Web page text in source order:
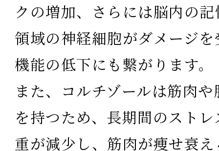
クの増加、さらには脳内の
領域の神経細胞がダメージ
機能の低下にも繋がります。
また、コルチゾールは筋肉
を持つため、長期間のスト
重が減少し、筋肉が痩せ衰